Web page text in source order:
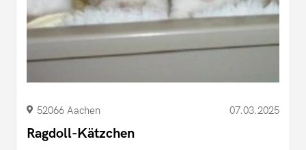
52066 Aachen 07.03.2025
Ragdoll-Kätzchen